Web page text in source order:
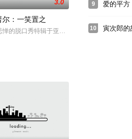
子。
小镇，使小镇免受邪恶阴谋的荼毒。
却对生活不满意，他想要重新开始，最好
3.0
尔：一笑置之
惮的脱口秀特辑于亚特兰大拍摄，戴夫·查普
9 爱的平方
10 寅次郎